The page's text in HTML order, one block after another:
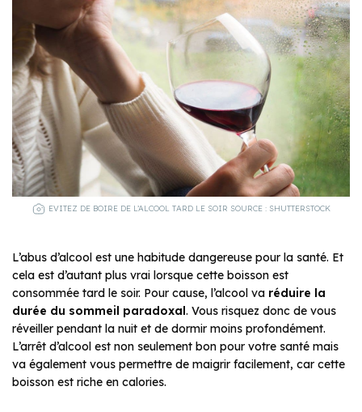
EVITEZ DE BOIRE DE L’ALCOOL TARD LE SOIR SOURCE : SHUTTERSTOCK
L’abus d’alcool est une habitude dangereuse pour la santé. Et
cela est d’autant plus vrai lorsque cette boisson est
consommée tard le soir. Pour cause, l’alcool va réduire la
durée du sommeil paradoxal. Vous risquez donc de vous
réveiller pendant la nuit et de dormir moins profondément.
L’arrêt d’alcool est non seulement bon pour votre santé mais
va également vous permettre de maigrir facilement, car cette
boisson est riche en calories.